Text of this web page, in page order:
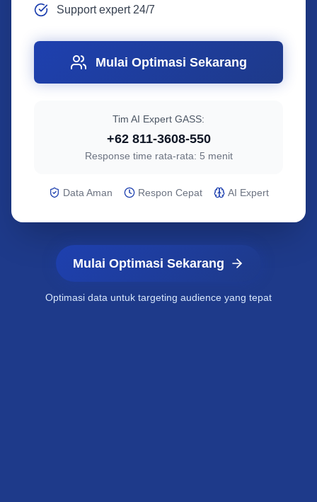
Support expert 24/7
Mulai Optimasi Sekarang
Tim AI Expert GASS:
+62 811-3608-550
Response time rata-rata: 5 menit
Data Aman Respon Cepat AI Expert
Mulai Optimasi Sekarang
Optimasi data untuk targeting audience yang tepat